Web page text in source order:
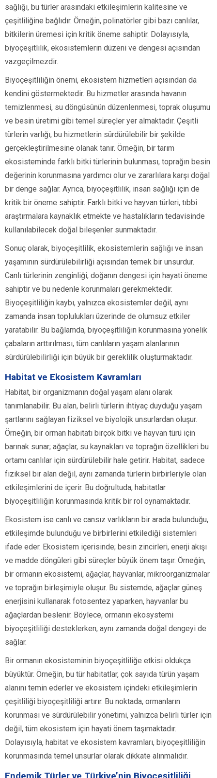
sağlığı, bu türler arasındaki etkileşimlerin kalitesine ve
çeşitliliğine bağlıdır. Örneğin, polinatörler gibi bazı canlılar,
bitkilerin üremesi için kritik öneme sahiptir. Dolayısıyla,
biyoçeşitlilik, ekosistemlerin düzeni ve dengesi açısından
vazgeçilmezdir.
Biyoçeşitliliğin önemi, ekosistem hizmetleri açısından da
kendini göstermektedir. Bu hizmetler arasında havanın
temizlenmesi, su döngüsünün düzenlenmesi, toprak oluşumu
ve besin üretimi gibi temel süreçler yer almaktadır. Çeşitli
türlerin varlığı, bu hizmetlerin sürdürülebilir bir şekilde
gerçekleştirilmesine olanak tanır. Örneğin, bir tarım
ekosisteminde farklı bitki türlerinin bulunması, toprağın besin
değerinin korunmasına yardımcı olur ve zararlılara karşı doğal
bir denge sağlar. Ayrıca, biyoçeşitlilik, insan sağlığı için de
kritik bir öneme sahiptir. Farklı bitki ve hayvan türleri, tıbbi
araştırmalara kaynaklık etmekte ve hastalıkların tedavisinde
kullanılabilecek doğal bileşenler sunmaktadır.
Sonuç olarak, biyoçeşitlilik, ekosistemlerin sağlığı ve insan
yaşamının sürdürülebilirliği açısından temek bir unsurdur.
Canlı türlerinin zenginliği, doğanın dengesi için hayati öneme
sahiptir ve bu nedenle korunmaları gerekmektedir.
Biyoçeşitliliğin kaybı, yalnızca ekosistemler değil, aynı
zamanda insan toplulukları üzerinde de olumsuz etkiler
yaratabilir. Bu bağlamda, biyoçeşitliliğin korunmasına yönelik
çabaların arttırılması, tüm canlıların yaşam alanlarının
sürdürülebilirliği için büyük bir gereklilik oluşturmaktadır.
Habitat ve Ekosistem Kavramları
Habitat, bir organizmanın doğal yaşam alanı olarak
tanımlanabilir. Bu alan, belirli türlerin ihtiyaç duyduğu yaşam
şartlarını sağlayan fiziksel ve biyolojik unsurlardan oluşur.
Örneğin, bir orman habitatı birçok bitki ve hayvan türü için
barınak sunar; ağaçlar, su kaynakları ve toprağın özellikleri bu
ortamı canlılar için sürdürülebilir hale getirir. Habitat, sadece
fiziksel bir alan değil, aynı zamanda türlerin birbirleriyle olan
etkileşimlerini de içerir. Bu doğrultuda, habitatlar
biyoçeşitliliğin korunmasında kritik bir rol oynamaktadır.
Ekosistem ise canlı ve cansız varlıkların bir arada bulunduğu,
etkileşimde bulunduğu ve birbirlerini etkilediği sistemleri
ifade eder. Ekosistem içerisinde; besin zincirleri, enerji akışı
ve madde döngüleri gibi süreçler büyük önem taşır. Örneğin,
bir ormanın ekosistemi, ağaçlar, hayvanlar, mikroorganizmalar
ve toprağın birleşimiyle oluşur. Bu sistemde, ağaçlar güneş
enerjisini kullanarak fotosentez yaparken, hayvanlar bu
ağaçlardan beslenir. Böylece, ormanın ekosystemi
biyoçeşitliliği desteklerken, aynı zamanda doğal dengeyi de
sağlar.
Bir ormanın ekosisteminin biyoçeşitliliğe etkisi oldukça
büyüktür. Örneğin, bu tür habitatlar, çok sayıda türün yaşam
alanını temin ederler ve ekosistem içindeki etkileşimlerin
çeşitliliği biyoçeşitliliği artırır. Bu noktada, ormanların
korunması ve sürdürülebilir yönetimi, yalnızca belirli türler için
değil, tüm ekosistem için hayati önem taşımaktadır.
Dolayısıyla, habitat ve ekosistem kavramları, biyoçeşitliliğin
korunmasında temel unsurlar olarak dikkate alınmalıdır.